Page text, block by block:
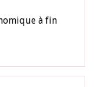
à fin